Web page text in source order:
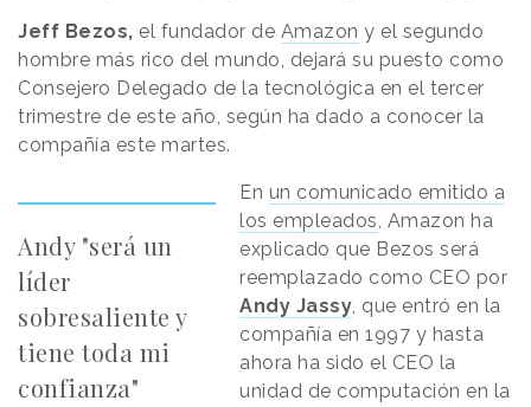
Jeff Bezos, el fundador de Amazon y el segundo
hombre más rico del mundo, dejará su puesto como
Consejero Delegado de la tecnológica en el tercer
trimestre de este año, según ha dado a conocer la
compañía este martes.
Andy "será un
líder
sobresaliente y
tiene toda mi
confianza"
En un comunicado emitido a
los empleados, Amazon ha
explicado que Bezos será
reemplazado como CEO por
Andy Jassy, que entró en la
compañía en 1997 y hasta
ahora ha sido el CEO la
unidad de computación en la